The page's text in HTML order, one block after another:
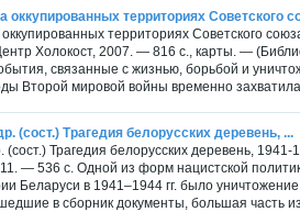
территориях Советского
территориях Советского
Холокост, 2007. — 816 с., карты. —
связанные с жизнью, борьбой и
Второй мировой войны временно захватила
(сост.) Трагедия белорусских деревень, ...
Трагедия белорусских деревень,
— 536 с. Одной из форм нацистской
Беларуси в 1941–1944 гг. было
в сборник документы, большая часть